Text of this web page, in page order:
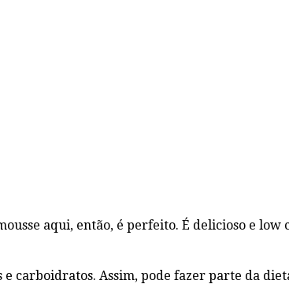
aqui, então, é perfeito. É delicioso e
e carboidratos. Assim, pode fazer parte da